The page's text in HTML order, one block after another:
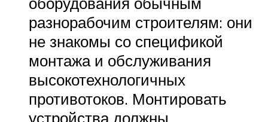
разнорабочим строителям: они
не знакомы со спецификой
монтажа и обслуживания
высокотехнологичных
противотоков. Монтировать
устройства должны